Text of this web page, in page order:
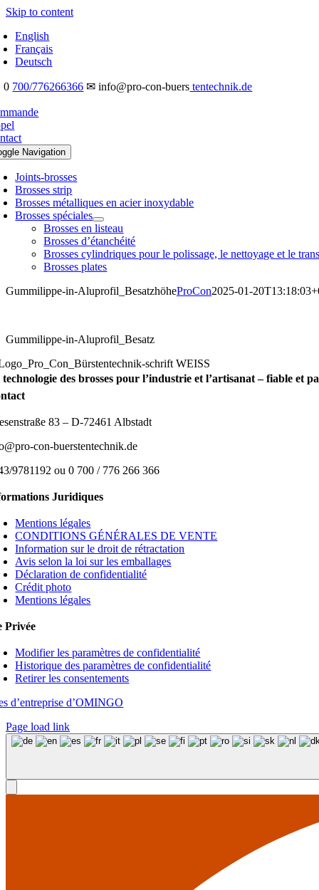
Skip to content
English
Français
Deutsch
700/776266366 ✉ info@pro-con-buers tentechnik.de
Navigation
Joints-brosses
Brosses strip
Brosses métalliques en acier inoxydable
Brosses spéciales
Brosses en listeau
Brosses d’étanchéité
Brosses cylindriques pour le polissage, le nettoyage et le
Brosses plates
Gummilippe-in-Aluprofil_BesatzhöheProCon2025-01-
Gummilippe-in-Aluprofil_Besatz
des brosses pour l’industrie et l’artisanat – fiable et
83 – D-72461 Albstadt
con-buerstentechnik.de
9781192 ou 0 700 / 776 266 366
Juridiques
Mentions légales
CONDITIONS GÉNÉRALES DE VENTE
Information sur le droit de rétractation
Avis selon la loi sur les emballages
Déclaration de confidentialité
Crédit photo
Mentions légales
Privée
Modifier les paramètres de confidentialité
Historique des paramètres de confidentialité
Retirer les consentements
d’entreprise d’OMINGO
Page load link